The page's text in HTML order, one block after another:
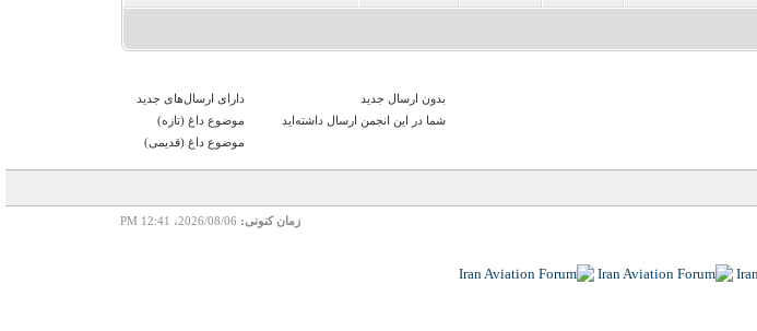
دارای ارسال‌های جدید‌
موضوع داغ (تازه‌)
موضوع داغ (قدیمی)
بدون ارسال جدید‌
شما در این انجمن ارسال داشته‌اید
زمان کنونی: 2026/08/06، 12:41 PM